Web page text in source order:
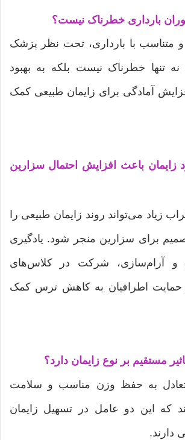
با بارداری، تحت نظر پزشک
تنها خطرناک نیست بلکه به بهبود
آمادگی برای زایمان طبیعی کمک
زایمان باعث افزایش احتمال سزارین
زیاد می‌تواند روند زایمان طبیعی را
برای سزارین منجر شود. یادگیری
و آرام‌سازی، شرکت در کلاس‌های
و حمایت اطرافیان به کاهش ترس کمک
به حفظ وزن مناسب و سلامت
که این دو عامل در تسهیل زایمان
دارند.